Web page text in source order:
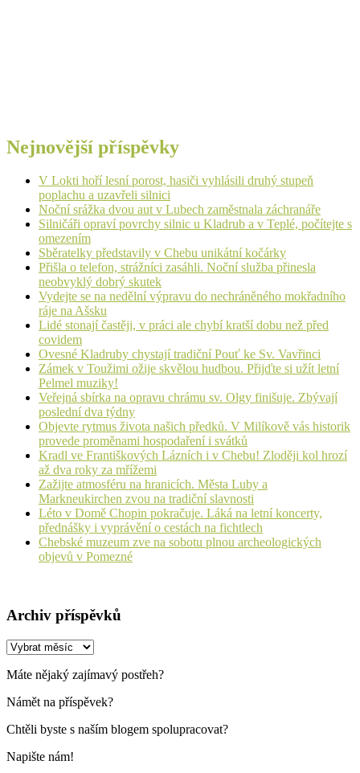
Nejnovější příspěvky
V Lokti hoří lesní porost, hasiči vyhlásili druhý stupeň
poplachu a uzavřeli silnici
Noční srážka dvou aut v Lubech zaměstnala záchranáře
Silničáři opraví povrchy silnic u Kladrub a v Teplé, počítejte s
omezením
Sběratelky představily v Chebu unikátní kočárky
Přišla o telefon, strážníci zasáhli. Noční služba přinesla
neobvyklý dobrý skutek
Vydejte se na nedělní výpravu do nechráněného mokřadního
ráje na Ašsku
Lidé stonají častěji, v práci ale chybí kratší dobu než před
covidem
Ovesné Kladruby chystají tradiční Pouť ke Sv. Vavřinci
Zámek v Toužimi ožije skvělou hudbou. Přijďte si užít letní
Pelmel muziky!
Veřejná sbírka na opravu chrámu sv. Olgy finišuje. Zbývají
poslední dva týdny
Objevte rytmus života našich předků. V Milíkově vás historik
provede proměnami hospodaření i svátků
Kradl ve Františkových Lázních i v Chebu! Zloději kol hrozí
až dva roky za mřížemi
Zažijte atmosféru na hranicích. Města Luby a
Markneukirchen zvou na tradiční slavnosti
Léto v Domě Chopin pokračuje. Láká na letní koncerty,
přednášky i vyprávění o cestách na fichtlech
Chebské muzeum zve na sobotu plnou archeologických
objevů v Pomezné
Archiv příspěvků
Archiv
Máte nějaký zajímavý postřeh?
Námět na příspěvek?
Chtěli byste s naším blogem spolupracovat?
Napište nám!